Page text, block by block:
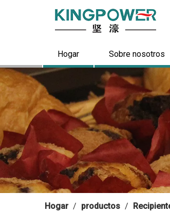
Hogar Sobre nosotros
Hogar / productos /